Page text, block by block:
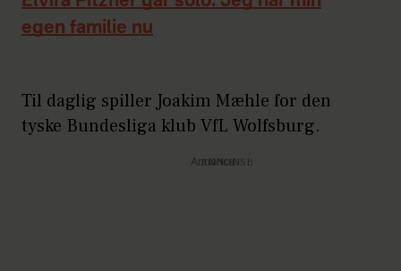
egen familie nu
Til daglig spiller Joakim Mæhle for den
tyske Bundesliga klub VfL Wolfsburg.
Annonce